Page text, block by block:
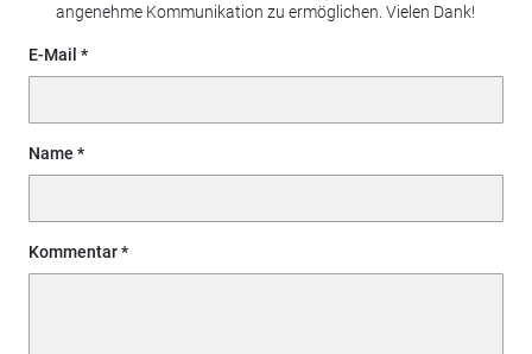
angenehme Kommunikation zu ermöglichen. Vielen Dank!
E-Mail
Name
Kommentar